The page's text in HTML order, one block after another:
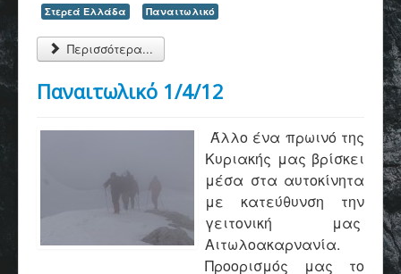
Στερεά Ελλάδα Παναιτωλικό
Περισσότερα...
Παναιτωλικό 1/4/12
Άλλο ένα πρωινό της
Κυριακής μας βρίσκει
μέσα στα αυτοκίνητα
με κατεύθυνση την
γειτονική μας
Αιτωλοακαρνανία.
Προορισμός μας το